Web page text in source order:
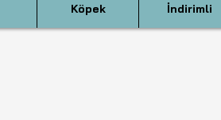
Köpek İndirimli